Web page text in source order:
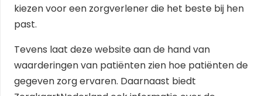
kiezen voor een zorgverlener die het beste bij hen
past.
Tevens laat deze website aan de hand van
waarderingen van patiënten zien hoe patiënten de
gegeven zorg ervaren. Daarnaast biedt